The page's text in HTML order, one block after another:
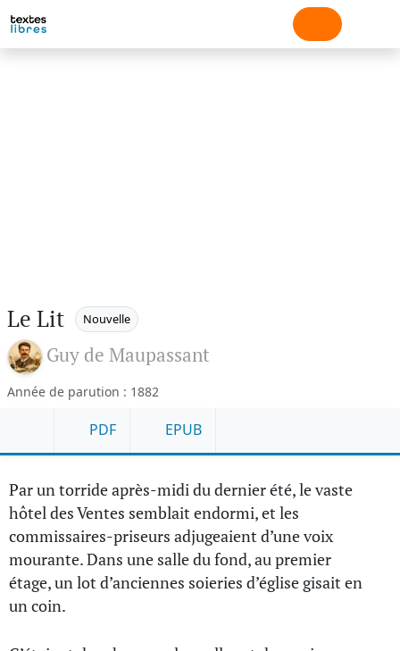
Le Lit Nouvelle
Guy de Maupassant
Année de parution : 1882
PDF EPUB
Par un torride après-midi du dernier été, le vaste
hôtel des Ventes semblait endormi, et les
commissaires-priseurs adjugeaient d’une voix
mourante. Dans une salle du fond, au premier
étage, un lot d’anciennes soieries d’église gisait en
un coin.